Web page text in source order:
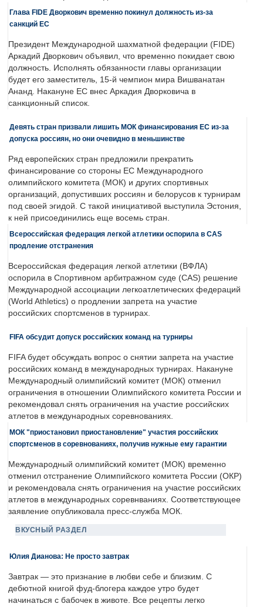
Глава FIDE Дворкович временно покинул должность из-за
санкций ЕС
Президент Международной шахматной федерации (FIDE)
Аркадий Дворкович объявил, что временно покидает свою
должность. Исполнять обязанности главы организации
будет его заместитель, 15-й чемпион мира Вишванатан
Ананд. Накануне ЕС внес Аркадия Дворковича в
санкционный список.
Девять стран призвали лишить МОК финансирования ЕС из-за
допуска россиян, но они очевидно в меньшинстве
Ряд европейских стран предложили прекратить
финансирование со стороны ЕС Международного
олимпийского комитета (МОК) и других спортивных
организаций, допустивших россиян и белорусов к турнирам
под своей эгидой. С такой инициативой выступила Эстония,
к ней присоединились еще восемь стран.
Всероссийская федерация легкой атлетики оспорила в CAS
продление отстранения
Всероссийская федерация легкой атлетики (ВФЛА)
оспорила в Спортивном арбитражном суде (CAS) решение
Международной ассоциации легкоатлетических федераций
(World Athletics) о продлении запрета на участие
российских спортсменов в турнирах.
FIFA обсудит допуск российских команд на турниры
FIFA будет обсуждать вопрос о снятии запрета на участие
российских команд в международных турнирах. Накануне
Международный олимпийский комитет (МОК) отменил
ограничения в отношении Олимпийского комитета России и
рекомендовал снять ограничения на участие российских
атлетов в международных соревнованиях.
МОК "приостановил приостановление" участия российских
спортсменов в соревнованиях, получив нужные ему гарантии
Международный олимпийский комитет (МОК) временно
отменил отстранение Олимпийского комитета России (ОКР)
и рекомендовала снять ограничения на участие российских
атлетов в международных соревнваниях. Соответствующее
заявление опубликовала пресс-служба МОК.
ВКУСНЫЙ РАЗДЕЛ
Юлия Дианова: Не просто завтрак
Завтрак — это признание в любви себе и близким. С
дебютной книгой фуд-блогера каждое утро будет
начинаться с бабочек в животе. Все рецепты легко